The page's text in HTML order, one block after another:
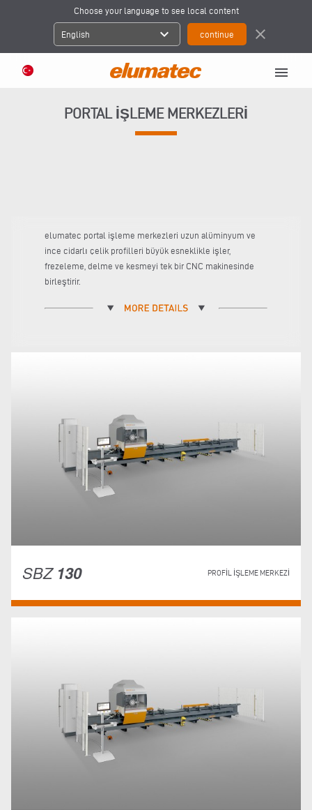
Choose your language to see local content
English expand_more close
menu
PORTAL IŞLEME MERKEZLERI
elumatec portal işleme merkezleri uzun alüminyum ve
ince cidarlı çelik profilleri büyük esneklikle işler,
frezeleme, delme ve kesmeyi tek bir CNC makinesinde
birleştirir.
SBZ 130 PROFIL İŞLEME MERKEZI